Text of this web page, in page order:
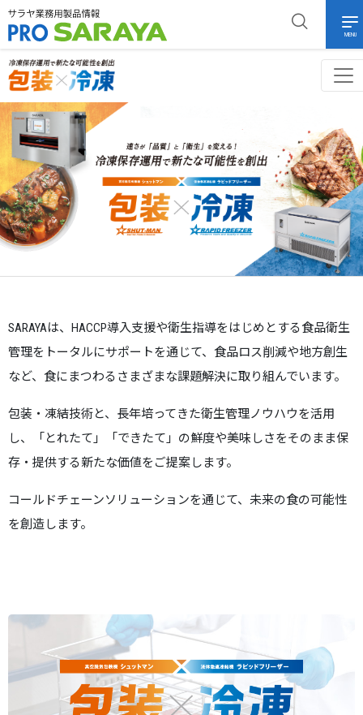
MENU
SARAYAは、HACCP導入支援や衛生指導をはじめとする食品衛生
管理をトータルにサポートを通じて、 食品ロス削減や地方創生
など、食にまつわるさまざまな課題解決に取り組んでいます。
包装・凍結技術と、長年培ってきた衛生管理ノウハウを活用
し、
「とれたて」「できたて」の鮮度や美味しさをそのまま保
存・提供する新たな価値をご提案します。
コールドチェーンソリューションを通じて、未来の食の可能性
を創造します。